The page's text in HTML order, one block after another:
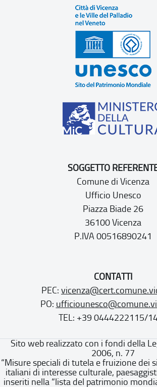
SOGGETTO
Comune di Vicenza
Ufficio Unesco
Piazza Biade 26
36100 Vicenza
P.IVA 00516890241
CONTATTI
PEC:
PO:
TEL: +39 0444222115/
Sito web realizzato con i fondi della
2006, n. 77
“Misure speciali di tutela e fruizione dei
italiani di interesse culturale,
inseriti nella “lista del patrimonio